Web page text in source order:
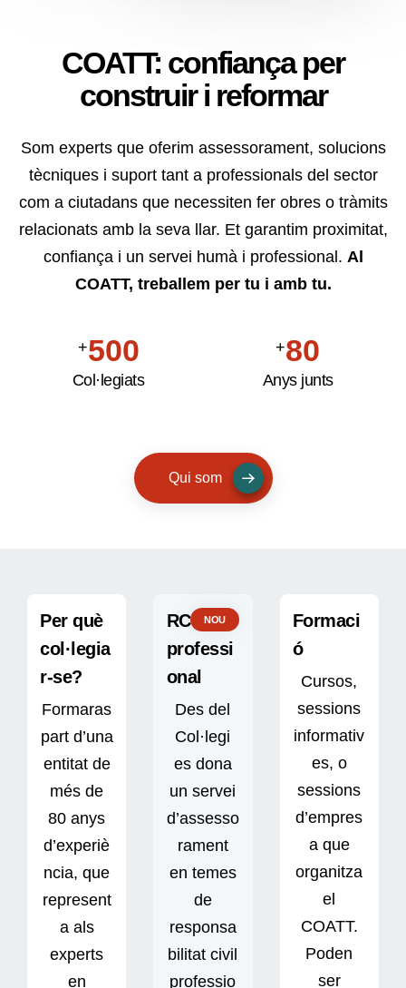
COATT: confiança per
construir i reformar
Som experts que oferim assessorament, solucions
tècniques i suport tant a professionals del sector
com a ciutadans que necessiten fer obres o tràmits
relacionats amb la seva llar. Et garantim proximitat,
confiança i un servei humà i professional. Al
COATT, treballem per tu i amb tu.
+
0
1
2
3
5
6
0
1
9
0
1
4
Col·legiats
+
0
2
3
4
5
6
8
9
0
1
8
9
Anys junts
Qui som
Per què
col·legia
r-se?
Formaras
part d’una
entitat de
més de
80 anys
d’experiè
ncia, que
represent
a als
experts
en
NOU
RC
professi
onal
Des del
Col·legi
es dona
un servei
d’assesso
rament
en temes
de
responsa
bilitat civil
professio
Formaci
ó
Cursos,
sessions
informativ
es, o
sessions
d’empres
a que
organitza
el
COATT.
Poden
ser